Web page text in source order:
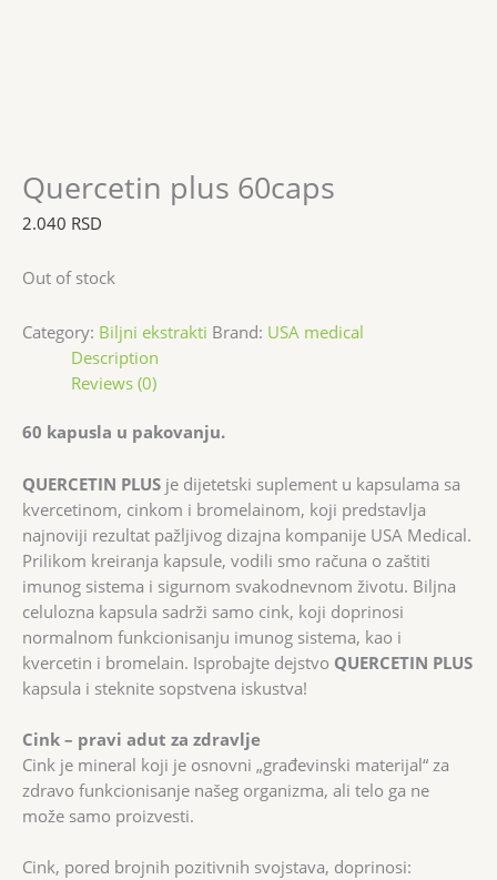
Quercetin plus 60caps
2.040 RSD
Out of stock
Category: Biljni ekstrakti Brand: USA medical
Description
Reviews (0)
60 kapusla u pakovanju.
QUERCETIN PLUS je dijetetski suplement u kapsulama sa
kvercetinom, cinkom i bromelainom, koji predstavlja
najnoviji rezultat pažljivog dizajna kompanije USA Medical.
Prilikom kreiranja kapsule, vodili smo računa o zaštiti
imunog sistema i sigurnom svakodnevnom životu. Biljna
celulozna kapsula sadrži samo cink, koji doprinosi
normalnom funkcionisanju imunog sistema, kao i
kvercetin i bromelain. Isprobajte dejstvo QUERCETIN PLUS
kapsula i steknite sopstvena iskustva!
Cink – pravi adut za zdravlje
Cink je mineral koji je osnovni „građevinski materijal“ za
zdravo funkcionisanje našeg organizma, ali telo ga ne
može samo proizvesti.
Cink, pored brojnih pozitivnih svojstava, doprinosi: